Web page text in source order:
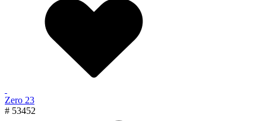
Zero 23
# 53452